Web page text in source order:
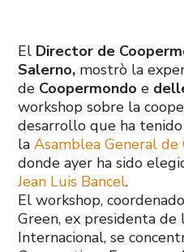
El Director de
Salerno, mostrò la
de Coopermondo e
workshop sobre la
desarrollo que ha
laAsamblea General
donde ayer ha sido
Jean Luis Bancel.
El workshop,
Green, ex presidenta de
Internacional, se